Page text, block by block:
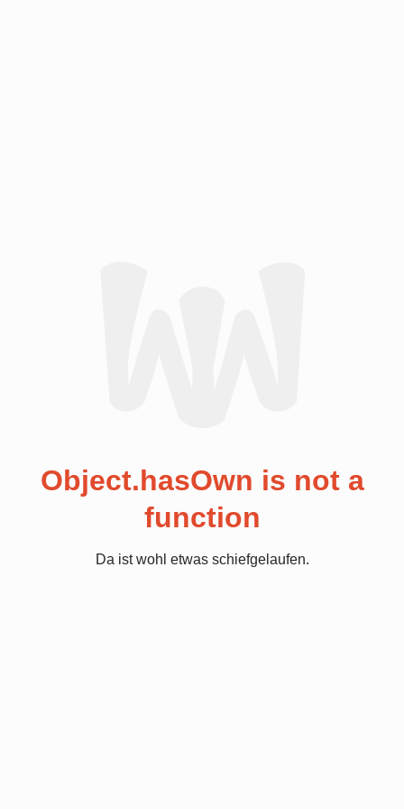
Object.hasOwn is not a
function
Da ist wohl etwas schiefgelaufen.